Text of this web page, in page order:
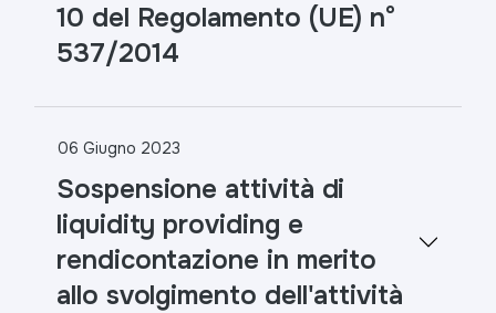
10 del Regolamento (UE) n°
537/2014
06 Giugno 2023
Sospensione attività di
liquidity providing e
rendicontazione in merito
allo svolgimento dell'attività